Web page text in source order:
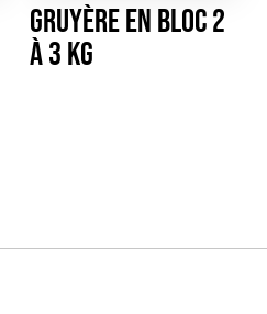
Gruyère en bloc 2
à 3 kg